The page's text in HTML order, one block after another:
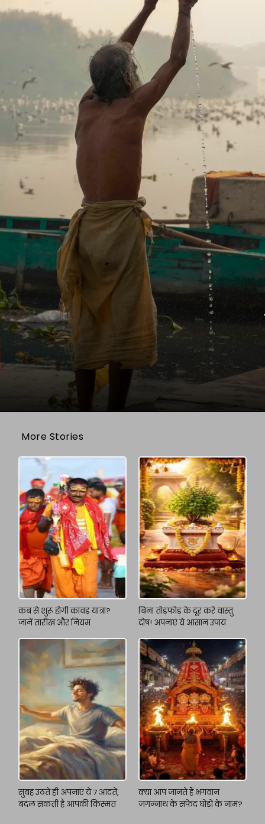
More Stories
कब से शुरू होगी कांवड़ यात्रा?
जानें तारीख और नियम
बिना तोड़फोड़ के दूर करें वास्तु
दोष! अपनाएं ये आसान उपाय
सुबह उठते ही अपनाएं ये 7 आदतें,
बदल सकती है आपकी किस्मत
क्या आप जानते हैं भगवान
जगन्नाथ के सफेद घोड़ों के नाम?